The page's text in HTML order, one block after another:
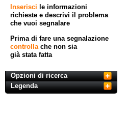
Inserisci le informazioni
richieste e descrivi il problema
che vuoi segnalare
Prima di fare una segnalazione
controllache non sia
già stata fatta
Opzioni di ricerca
Legenda